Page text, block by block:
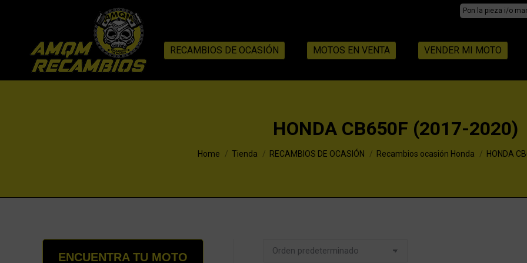
Search:
RECAMBIOS DE OCASIÓN MOTOS EN VENTA VENDER MI MOTO
HONDA CB650F (2017-2020)
You are here:
Home Tienda RECAMBIOS DE OCASIÓN Recambios ocasión Honda HONDA
ENCUENTRA TU MOTO